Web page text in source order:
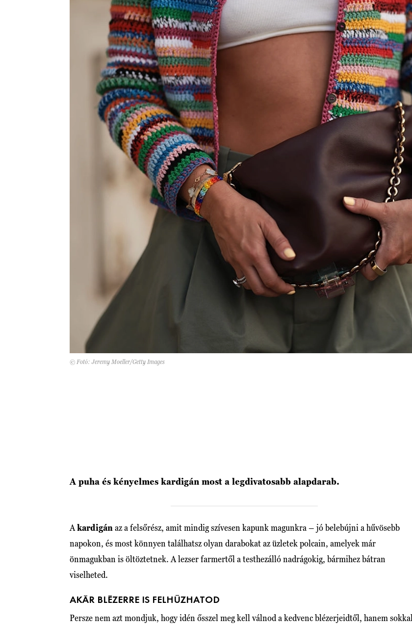
© Fotó: Jeremy Moeller/Getty Images
A puha és kényelmes kardigán most a legdivatosabb alapdarab.
Akardigán az a felsőrész, amit mindig szívesen kapunk magunkra – jó belebújni a hűvösebb
napokon, és most könnyen találhatsz olyan darabokat az üzletek polcain, amelyek már
önmagukban is öltöztetnek. A lezser farmertől a testhezálló nadrágokig, bármihez bátran
viselheted.
AKÁR BLÉZERRE IS FELHÚZHATOD
Persze nem azt mondjuk, hogy idén ősszel meg kell válnod a kedvenc blézerjeidtől, hanem sokkal